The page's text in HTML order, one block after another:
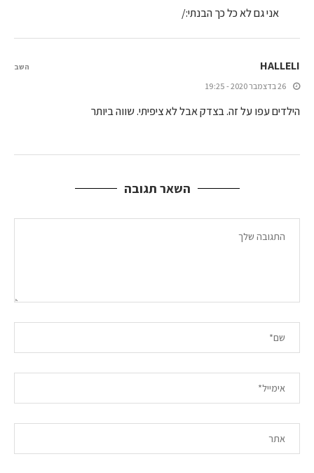
אני גם לא כל כך הבנתי:/
HALLELI
26 בדצמבר 2020 - 19:25
הילדים עפו על זה. בצדק אבל לא ציפיתי. שווה ביותר
השב
השאר תגובה